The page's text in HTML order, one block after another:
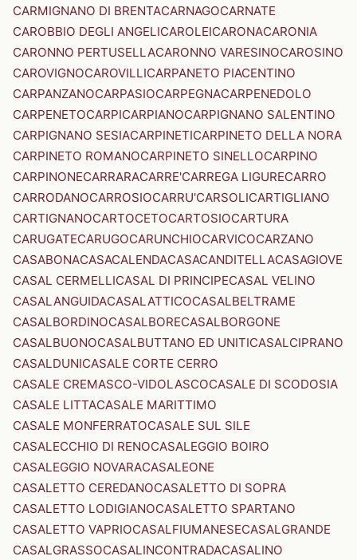
CARMIGNANO DI BRENTACARNAGOCARNATE
CAROBBIO DEGLI ANGELICAROLEICARONACARONIA
CARONNO PERTUSELLACARONNO VARESINOCAROSINO
CAROVIGNOCAROVILLICARPANETO PIACENTINO
CARPANZANOCARPASIOCARPEGNACARPENEDOLO
CARPENETOCARPICARPIANOCARPIGNANO SALENTINO
CARPIGNANO SESIACARPINETICARPINETO DELLA NORA
CARPINETO ROMANOCARPINETO SINELLOCARPINO
CARPINONECARRARACARRE'CARREGA LIGURECARRO
CARRODANOCARROSIOCARRU'CARSOLICARTIGLIANO
CARTIGNANOCARTOCETOCARTOSIOCARTURA
CARUGATECARUGOCARUNCHIOCARVICOCARZANO
CASABONACASACALENDACASACANDITELLACASAGIOVE
CASAL CERMELLICASAL DI PRINCIPECASAL VELINO
CASALANGUIDACASALATTICOCASALBELTRAME
CASALBORDINOCASALBORECASALBORGONE
CASALBUONOCASALBUTTANO ED UNITICASALCIPRANO
CASALDUNICASALE CORTE CERRO
CASALE CREMASCO-VIDOLASCOCASALE DI SCODOSIA
CASALE LITTACASALE MARITTIMO
CASALE MONFERRATOCASALE SUL SILE
CASALECCHIO DI RENOCASALEGGIO BOIRO
CASALEGGIO NOVARACASALEONE
CASALETTO CEREDANOCASALETTO DI SOPRA
CASALETTO LODIGIANOCASALETTO SPARTANO
CASALETTO VAPRIOCASALFIUMANESECASALGRANDE
CASALGRASSOCASALINCONTRADACASALINO